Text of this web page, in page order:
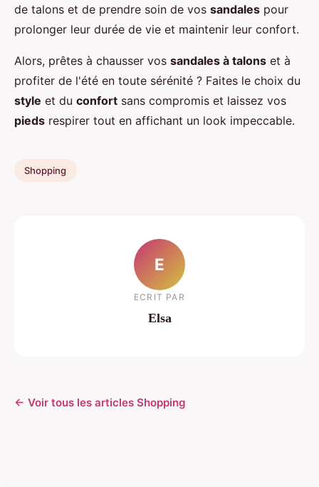
de talons et de prendre soin de vos sandales pour
prolonger leur durée de vie et maintenir leur confort.
Alors, prêtes à chausser vos sandales à talons et à
profiter de l'été en toute sérénité ? Faites le choix du
style et du confort sans compromis et laissez vos
pieds respirer tout en affichant un look impeccable.
Shopping
E
ECRIT PAR
Elsa
← Voir tous les articles Shopping